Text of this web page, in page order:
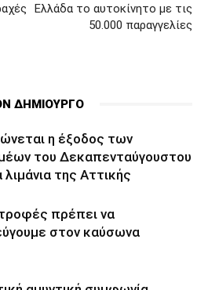
Ελλάδα το αυτοκίνητο με τις
50.000 παραγγελίες
ΔΗΜΙΟΥΡΓΟ
η έξοδος των
του Δεκαπενταύγουστου
της Αττικής
πρέπει να
στον καύσωνα